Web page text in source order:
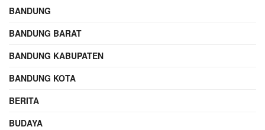
BANDUNG
BANDUNG BARAT
BANDUNG KABUPATEN
BANDUNG KOTA
BERITA
BUDAYA